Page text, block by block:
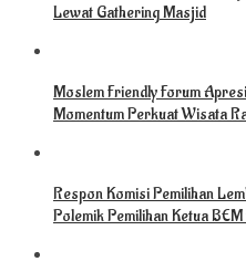
Lewat Gathering Masjid
Moslem Friendly Forum
Momentum Perkuat Wisata
Respon Komisi Pemilihan
Polemik Pemilihan Ketua BEM